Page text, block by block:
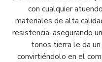
con cualquier
materiales de alta
resistencia, asegurando
tonos tierra le da
convirtiéndolo en el